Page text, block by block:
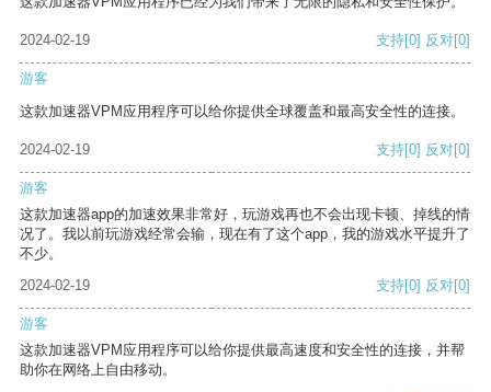
2024-02-19 支持[0] 反对[0]
游客
这款加速器VPM应用程序可以给你提供全球覆盖和最高安全性的连接。
2024-02-19 支持[0] 反对[0]
游客
这款加速器app的加速效果非常好，玩游戏再也不会出现卡顿、掉线的情
况了。我以前玩游戏经常会输，现在有了这个app，我的游戏水平提升了
不少。
2024-02-19
支持[0] 反对[0]
游客
这款加速器VPM应用程序可以给你提供最高速度和安全性的连接，并帮
助你在网络上自由移动。